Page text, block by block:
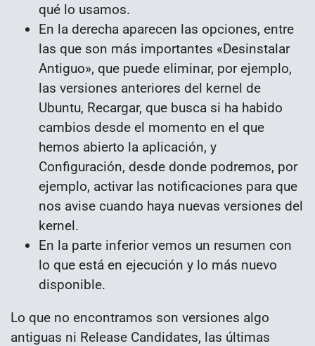
qué lo usamos.
En la derecha aparecen las opciones, entre
las que son más importantes «Desinstalar
Antiguo», que puede eliminar, por ejemplo,
las versiones anteriores del kernel de
Ubuntu, Recargar, que busca si ha habido
cambios desde el momento en el que
hemos abierto la aplicación, y
Configuración, desde donde podremos, por
ejemplo, activar las notificaciones para que
nos avise cuando haya nuevas versiones del
kernel.
En la parte inferior vemos un resumen con
lo que está en ejecución y lo más nuevo
disponible.
Lo que no encontramos son versiones algo
antiguas ni Release Candidates, las últimas